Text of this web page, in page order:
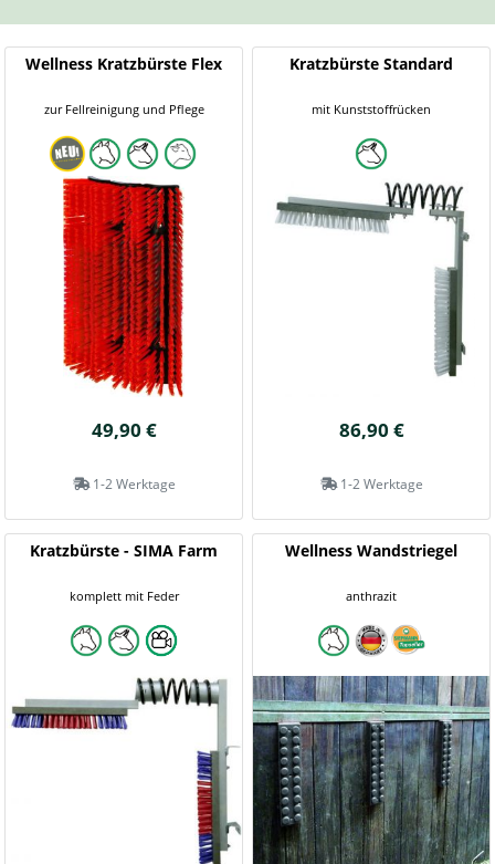
Wellness Kratzbürste Flex
zur Fellreinigung und Pflege
49,90 €
1-2 Werktage
Kratzbürste Standard
mit Kunststoffrücken
86,90 €
1-2 Werktage
Kratzbürste - SIMA Farm
komplett mit Feder
Wellness Wandstriegel
anthrazit